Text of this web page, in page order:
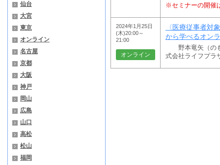
仙台
大宮
東京
オンライン
名古屋
京都
大阪
神戸
岡山
広島
山口
高松
松山
福岡
※セミナーの開催
2024年1月25日
(木)20:00～
21:00
オンライン
〈医療従事者対
から学べるオン
野本竜矢（のも
式会社ライフプラ